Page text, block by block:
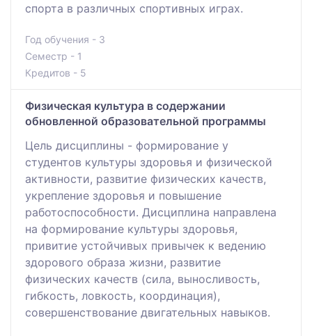
спорта в различных спортивных играх.
Год обучения - 3
Семестр - 1
Кредитов - 5
Физическая культура в содержании
обновленной образовательной программы
Цель дисциплины - формирование у
студентов культуры здоровья и физической
активности, развитие физических качеств,
укрепление здоровья и повышение
работоспособности. Дисциплина направлена
на формирование культуры здоровья,
привитие устойчивых привычек к ведению
здорового образа жизни, развитие
физических качеств (сила, выносливость,
гибкость, ловкость, координация),
совершенствование двигательных навыков.